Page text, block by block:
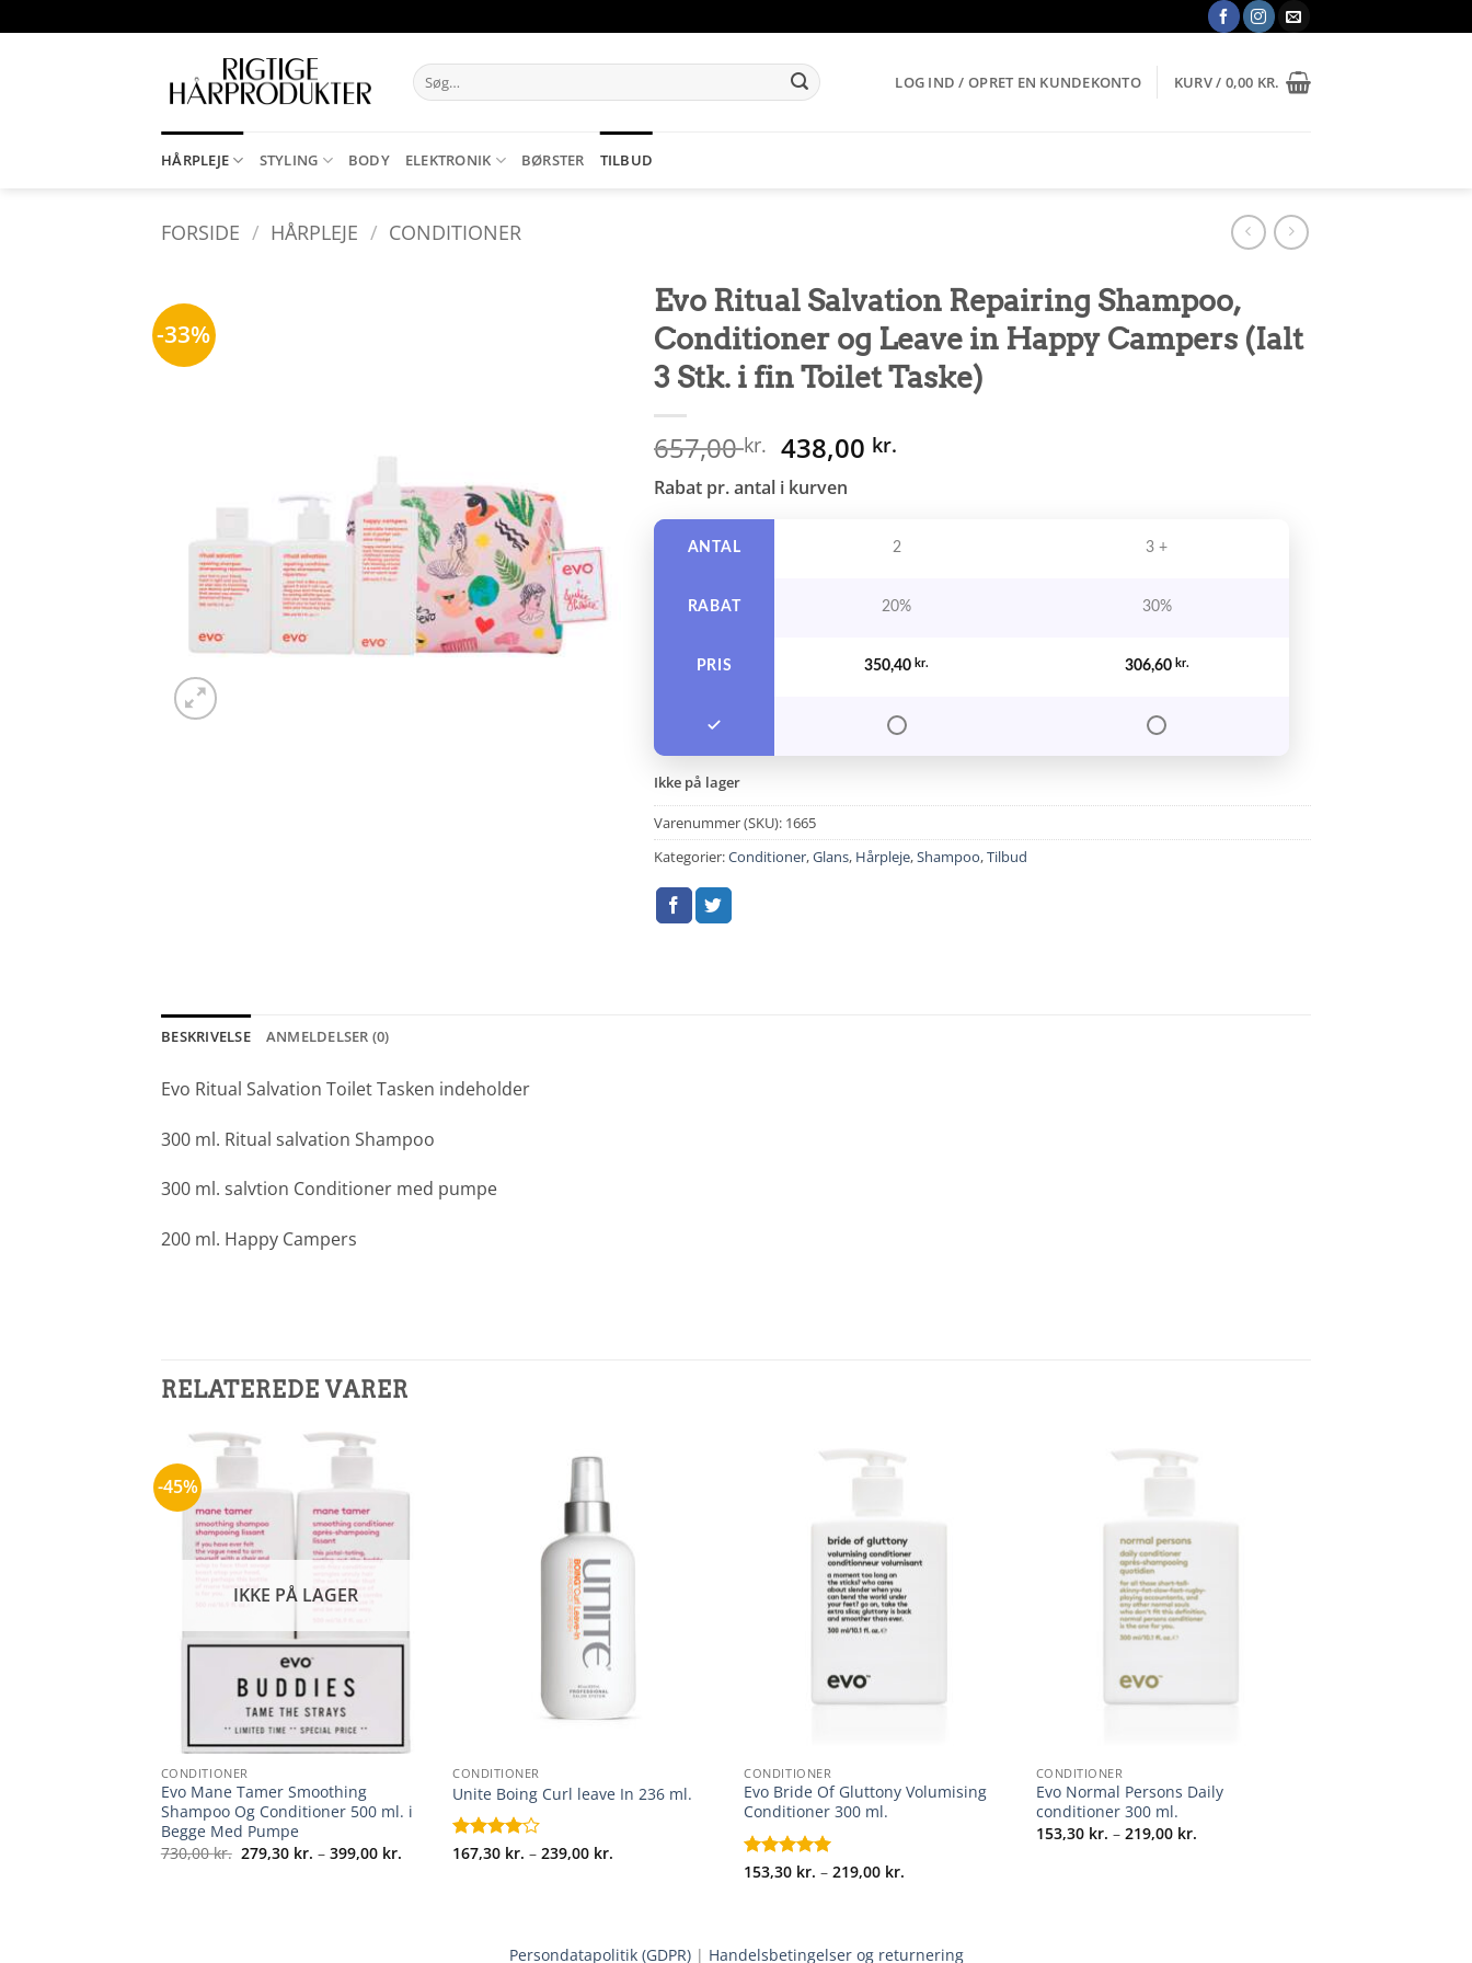
til
Søg
efter:
LOG IND / OPRET EN KUNDEKONTO KURV / 0,00 KR.
HÅRPLEJE STYLING BODY ELEKTRONIK BØRSTER TILBUD
FORSIDE / HÅRPLEJE / CONDITIONER
-33%
Evo Ritual Salvation Repairing Shampoo,
Conditioner og Leave in Happy Campers (Ialt
3 Stk. i fin Toilet Taske)
657,00kr. Den
oprindelige
pris
657,00 kr..
438,00 kr.
438,00 kr..
Rabat pr. antal i kurven
ANTAL
RABAT
PRIS
2 3 +
20% 30%
350,40 kr. 306,60 kr.
Ikke på lager
Varenummer (SKU): 1665
Kategorier:Conditioner,Glans, Hårpleje,Shampoo,Tilbud
BESKRIVELSE ANMELDELSER (0)
Evo Ritual Salvation Toilet Tasken indeholder
300 ml. Ritual salvation Shampoo
300 ml. salvtion Conditioner med pumpe
200 ml. Happy Campers
RELATEREDE VARER
-45%
IKKE PÅ LAGER
CONDITIONER
Evo Mane Tamer Smoothing
Shampoo Og Conditioner 500 ml. i
Begge Med Pumpe
730,00kr. 279,30 kr. – 399,00 kr. Prisinterval:
CONDITIONER
Unite Boing Curl leave In 236 ml.
Vurderet
167,30 kr. – 239,00 kr.
CONDITIONER
Evo Bride Of Gluttony Volumising
Conditioner 300 ml.
Vurderet 5
153,30 kr. – 219,00 kr.
CONDITIONER
Evo Normal Persons Daily
conditioner 300 ml.
153,30 kr. – 219,00 kr.Prisinterval:
Persondatapolitik (GDPR)| Handelsbetingelser og returnering